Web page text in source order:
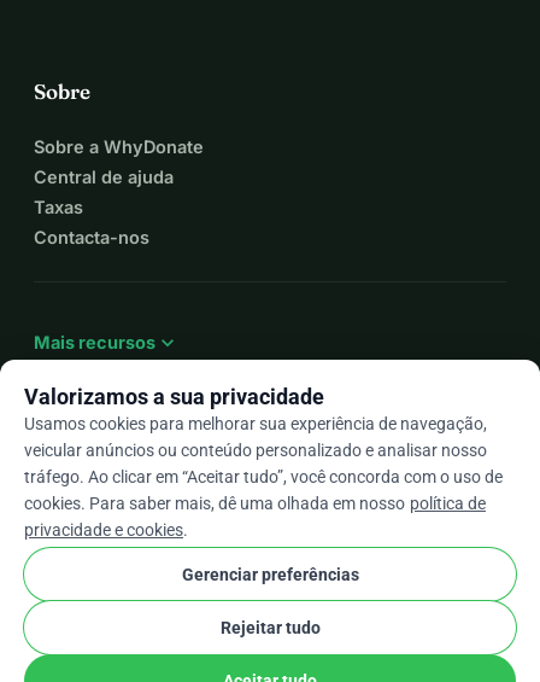
Sobre
Sobre a WhyDonate
Central de ajuda
Taxas
Contacta-nos
Mais recursos expand_more
Ptarrow_drop_down
★★★★★4,9 / 5 com base em mais de 500 avaliações
WhyDonate Privacidade e cookies
Termos e condições
Configurações de Cookies
stripe checkParceiro Verificado
Valorizamos a sua privacidade
Usamos cookies para melhorar sua experiência de navegação,
veicular anúncios ou conteúdo personalizado e analisar nosso
tráfego. Ao clicar em “Aceitar tudo”, você concorda com o uso de
cookies. Para saber mais, dê uma olhada em nosso política de
privacidade e cookies.
Gerenciar preferências
Rejeitar tudo